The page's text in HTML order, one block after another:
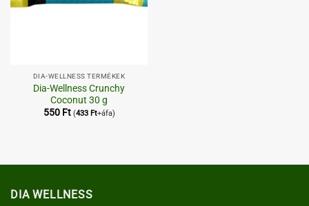
DIA-WELLNESS TERMÉKEK
Dia-Wellness Crunchy
Coconut 30 g
550 Ft (433 Ft+áfa)
DIA WELLNESS